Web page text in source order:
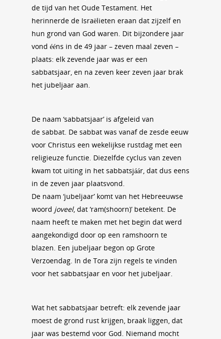
de tijd van het Oude Testament. Het
herinnerde de Israëlieten eraan dat zijzelf en
hun grond van God waren. Dit bijzondere jaar
vond ééns in de 49 jaar – zeven maal zeven –
plaats: elk zevende jaar was er een
sabbatsjaar, en na zeven keer zeven jaar brak
het jubeljaar aan.
De naam ‘sabbatsjaar’ is afgeleid van
de sabbat. De sabbat was vanaf de zesde eeuw
voor Christus een wekelijkse rustdag met een
religieuze functie. Diezelfde cyclus van zeven
kwam tot uiting in het sabbatsjáár, dat dus eens
in de zeven jaar plaatsvond.
De naam ‘jubeljaar’ komt van het Hebreeuwse
woord joveel, dat ‘ram(shoorn)’ betekent. De
naam heeft te maken met het begin dat werd
aangekondigd door op een ramshoorn te
blazen. Een jubeljaar begon op Grote
Verzoendag. In de Tora zijn regels te vinden
voor het sabbatsjaar en voor het jubeljaar.
Wat het sabbatsjaar betreft: elk zevende jaar
moest de grond rust krijgen, braak liggen, dat
jaar was bestemd voor God. Niemand mocht